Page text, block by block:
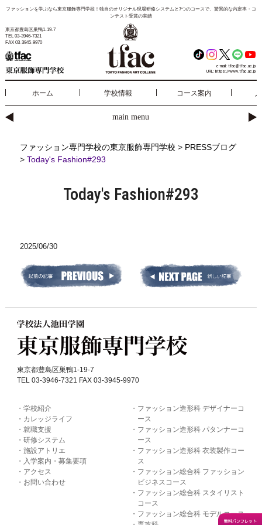
ファッションを学ぶなら東京服飾専門学校！独自のオリジナル現場研修システムと7つのコースで、驚異的な内定率・コ
ンテスト受賞の実績
東京都豊島区巣鴨1-19-7
TEL 03-3946-7321
FAX 03-3945-9970
e-mail: tfac@tfac.ac.jp
URL: https://www.tfac.ac.jp
ホーム 学校情報 コース案内
main menu
ファッション専門学校の東京服飾専門学校 > PRESSブログ
> Today's Fashion#293
Today's Fashion#293
2025/06/30
東京都豊島区巣鴨1-19-7
TEL 03-3946-7321 FAX 03-3945-9970
学校紹介
カレッジライフ
就職支援
研修システム
施設アトリエ
入学案内・募集要項
アクセス
お問い合わせ
ファッション造形科 デザイナーコ
ース
ファッション造形科 パタンナーコ
ース
ファッション造形科 衣装製作コー
ス
ファッション総合科 ファッション
ビジネスコース
ファッション総合科 スタイリスト
コース
ファッション総合科 モデルコース
無料パンフレット